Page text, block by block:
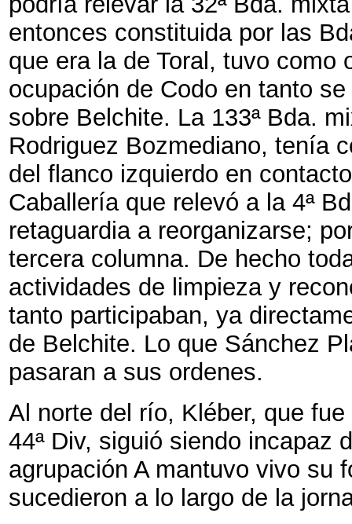
entonces constituida por las
que era la de Toral, tuvo
ocupación de Codo en tanto
sobre Belchite. La 133ª Bda.
Rodriguez Bozmediano, tenía
del flanco izquierdo en
Caballería que relevó a la 4ª
retaguardia a reorganizarse;
tercera columna. De hecho
actividades de limpieza y
tanto participaban, ya
de Belchite. Lo que Sánchez
pasaran a sus ordenes.
Al norte del río, Kléber, que
44ª Div, siguió siendo incapaz
agrupación A mantuvo vivo su
sucedieron a lo largo de la